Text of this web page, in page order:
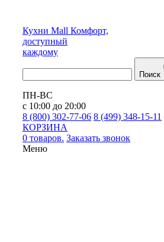
Кухни Mall Комфорт,
доступный
каждому
Поиск
ПН-ВС
с 10:00 до 20:00
8 (800) 302-77-06 8 (499) 348-15-11
КОРЗИНА
0 товаров. Заказать звонок
Меню